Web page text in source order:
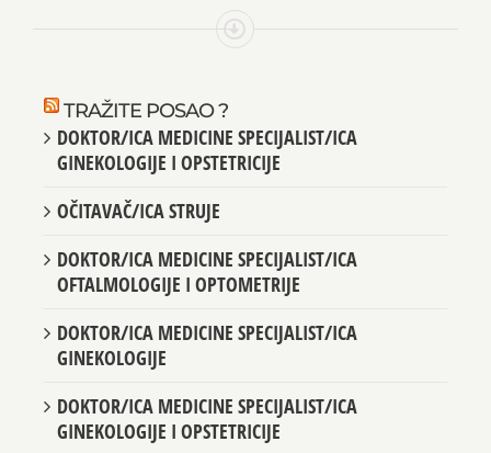
TRAŽITE POSAO ?
DOKTOR/ICA MEDICINE SPECIJALIST/ICA
GINEKOLOGIJE I OPSTETRICIJE
OČITAVAČ/ICA STRUJE
DOKTOR/ICA MEDICINE SPECIJALIST/ICA
OFTALMOLOGIJE I OPTOMETRIJE
DOKTOR/ICA MEDICINE SPECIJALIST/ICA
GINEKOLOGIJE
DOKTOR/ICA MEDICINE SPECIJALIST/ICA
GINEKOLOGIJE I OPSTETRICIJE